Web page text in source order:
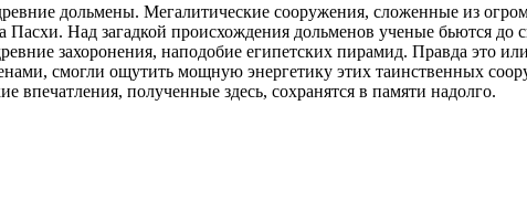
дольмены. Мегалитические сооружения, сложенные из
Над загадкой происхождения дольменов ученые бьются
захоронения, наподобие египетских пирамид. Правда это
смогли ощутить мощную энергетику этих таинственных
полученные здесь, сохранятся в памяти надолго.